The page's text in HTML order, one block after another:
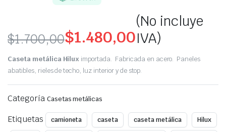
$1.700,00
Original
price
was:
$1.700,00.
$1.480,00
Current
price
is:
$1.480,00.
(No incluye
IVA)
Caseta metálica Hilux importada. Fabricada en acero. Paneles
abatibles, rieles de techo, luz interior y de stop.
Categoría Casetas metálicas
Etiquetas camioneta caseta caseta metálica Hilux